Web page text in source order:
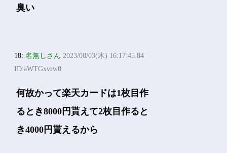
臭い
18:名無しさん 2023/08/03(木) 16:17:45.84
ID:aWTGxvrw0
何故かって楽天カードは1枚目作
るとき8000円貰えて2枚目作ると
き4000円貰えるから